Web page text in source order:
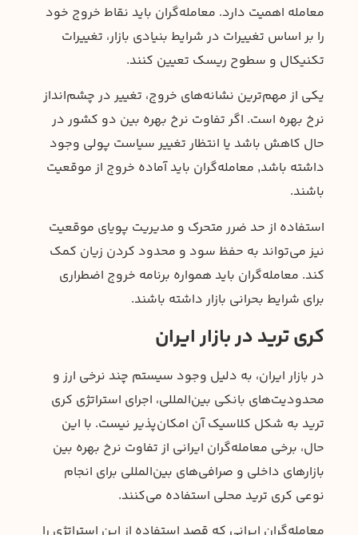
معامله اهمیت دارد. معامله‌گران باید نقاط خروج خود
را بر اساس تغییرات در شرایط بنیادی بازار، تغییرات
تکنیکال و سطوح ریسک تعیین کنند.
یکی از مهم‌ترین نشانه‌های خروج، تغییر در چشم‌انداز
نرخ بهره است. اگر تفاوت نرخ بهره بین دو کشور در
حال کاهش باشد یا انتظار تغییر سیاست پولی وجود
داشته باشد, معامله‌گران باید آماده خروج از موقعیت
باشند.
استفاده از حد ضرر متحرک و مدیریت پویای موقعیت
نیز می‌تواند به حفظ سود و محدود کردن زیان کمک
کند. معامله‌گران باید همواره برنامه خروج اضطراری
برای شرایط بحرانی بازار داشته باشند.
کری ترید در بازار ایران
در بازار ایران، به دلیل وجود سیستم چند نرخی ارز و
محدودیت‌های بانکی بین‌المللی، اجرای استراتژی کری
ترید به شکل کلاسیک آن امکان‌پذیر نیست. با این
حال، برخی معامله‌گران ایرانی از تفاوت نرخ بهره بین
بازارهای داخلی و صرافی‌های بین‌المللی برای انجام
نوعی کری ترید محلی استفاده می‌کنند.